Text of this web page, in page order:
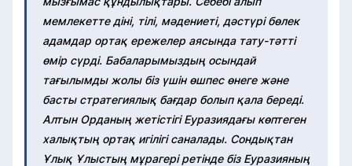
мемлекетте діні, тілі, мәдениеті, дәстүрі бөлек
адамдар ортақ ережелер аясында тату-тәтті
өмір сүрді. Бабаларымыздың осындай
тағылымды жолы біз үшін өшпес өнеге және
басты стратегиялық бағдар болып қала береді.
Алтын Орданың жетістігі Еуразиядағы көптеген
халықтың ортақ игілігі саналады. Сондықтан
Ұлық Ұлыстың мұрагері ретінде біз Еуразияның